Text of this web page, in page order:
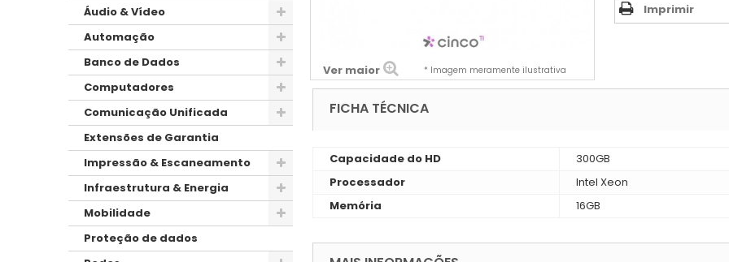
Áudio & Vídeo
Automação
Banco de Dados
Computadores
Comunicação Unificada
Extensões de Garantia
Impressão & Escaneamento
Infraestrutura & Energia
Mobilidade
Proteção de dados
Ver maior * Imagem meramente ilustrativa
Imprimir
FICHA TÉCNICA
Capacidade do HD
300GB
Processador
Intel Xeon
Memória
16GB